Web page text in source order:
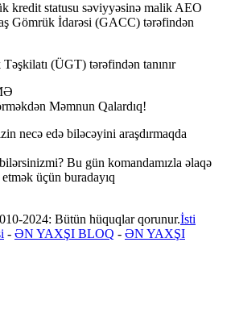
kredit statusu səviyyəsinə malik AEO
Gömrük İdarəsi (GACC) tərəfindən
(ÜGT) tərəfindən tanınır
Məmnun Qalardıq!
necə edə biləcəyini araşdırmaqda
Bu gün komandamızla əlaqə
üçün buradayıq
2024: Bütün hüquqlar qorunur.İsti
- ƏN YAXŞI BLOQ - ƏN YAXŞI